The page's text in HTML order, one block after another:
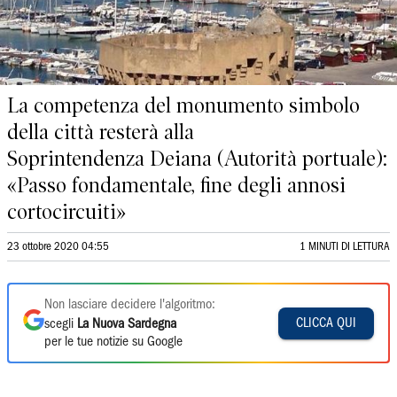
La competenza del monumento simbolo
della città resterà alla
Soprintendenza Deiana (Autorità portuale):
«Passo fondamentale, fine degli annosi
cortocircuiti»
23 ottobre 2020 04:55 1 MINUTI DI LETTURA
Non lasciare decidere l'algoritmo:
scegli La Nuova Sardegna
per le tue notizie su Google
CLICCA QUI